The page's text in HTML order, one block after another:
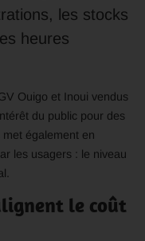
les stocks
heures
Ouigo et Inoui vendus
du public pour des
également en
les usagers : le niveau
le coût